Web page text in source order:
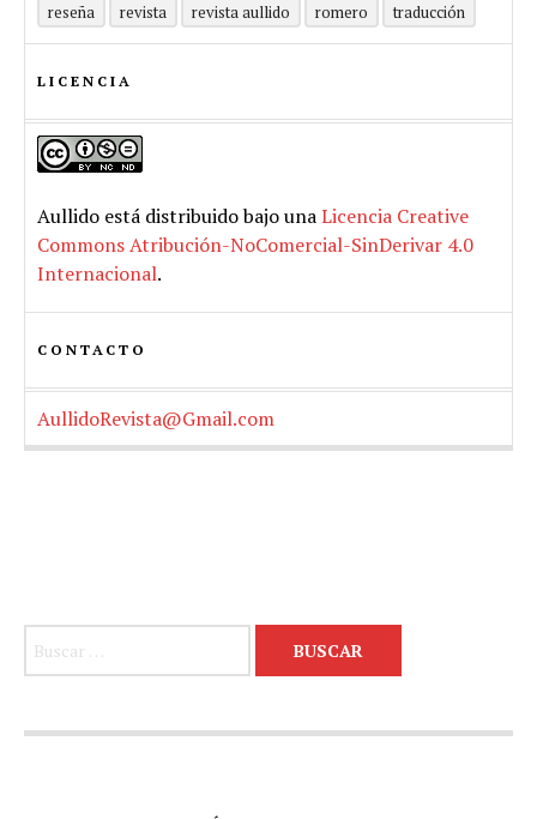
reseña
revista revista aullido romero traducción
LICENCIA
Aullido está distribuido bajo unaLicencia Creative
Commons Atribución-NoComercial-SinDerivar 4.0
Internacional.
CONTACTO
AullidoRevista@Gmail.com